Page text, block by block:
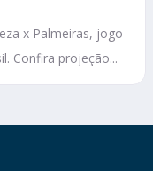
x Palmeiras, jogo
Confira projeção...